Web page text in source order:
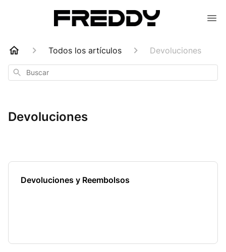
Todos los artículos Devoluciones
Buscar
Devoluciones
Devoluciones y Reembolsos